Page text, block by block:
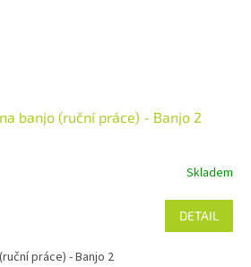
banjo (ruční práce) - Banjo 2
Skladem
DETAIL
práce) - Banjo 2